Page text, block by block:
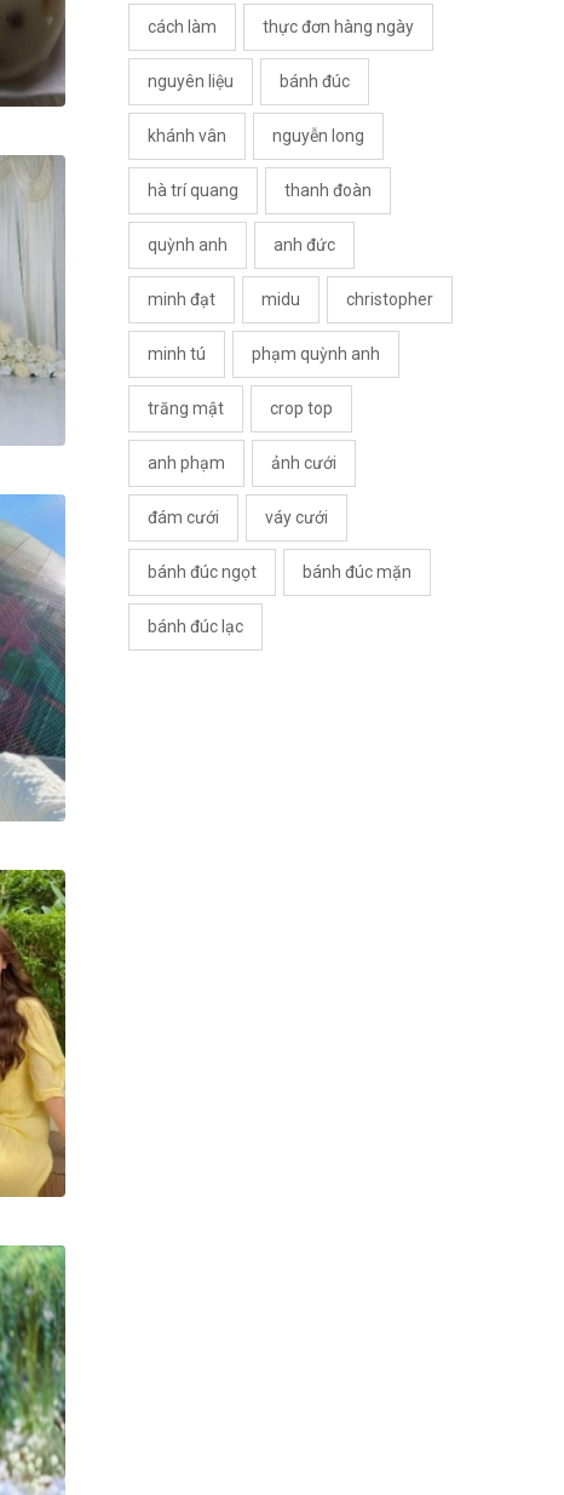
cách làm thực đơn hàng ngày
nguyên liệu bánh đúc
khánh vân nguyễn long
hà trí quang thanh đoàn
quỳnh anh anh đức
minh đạt midu christopher
minh tú phạm quỳnh anh
trăng mật crop top
anh phạm ảnh cưới
đám cưới váy cưới
bánh đúc ngọt bánh đúc mặn
bánh đúc lạc